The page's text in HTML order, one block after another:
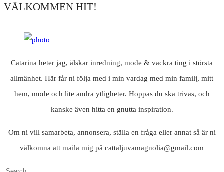
VÄLKOMMEN HIT!
Catarina heter jag, älskar inredning, mode & vackra ting i största
allmänhet. Här får ni följa med i min vardag med min familj, mitt
hem, mode och lite andra ytligheter. Hoppas du ska trivas, och
kanske även hitta en gnutta inspiration.
Om ni vill samarbeta, annonsera, ställa en fråga eller annat så är ni
välkomna att maila mig på cattaljuvamagnolia@gmail.com